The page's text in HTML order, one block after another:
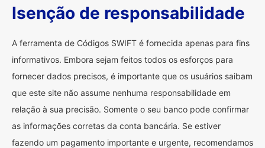
Isenção de responsabilidade
A ferramenta de Códigos SWIFT é fornecida apenas para fins
informativos. Embora sejam feitos todos os esforços para
fornecer dados precisos, é importante que os usuários saibam
que este site não assume nenhuma responsabilidade em
relação à sua precisão. Somente o seu banco pode confirmar
as informações corretas da conta bancária. Se estiver
fazendo um pagamento importante e urgente, recomendamos